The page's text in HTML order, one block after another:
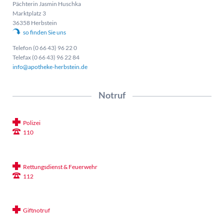
Pächterin Jasmin Huschka
Marktplatz 3
36358 Herbstein
so finden Sie uns
Telefon (0 66 43) 96 22 0
Telefax (0 66 43) 96 22 84
info@apotheke-herbstein.de
Notruf
Polizei
110
Rettungsdienst & Feuerwehr
112
Giftnotruf